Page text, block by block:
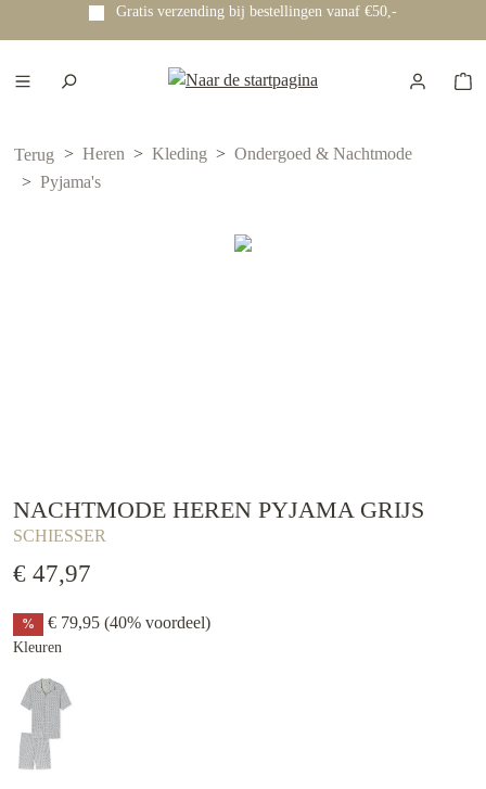
hoofdinhoud
Gratis verzending bij bestellingen vanaf €50,-
Terug Heren Kleding
Ondergoed & Nachtmode
Pyjama's
NACHTMODE HEREN PYJAMA GRIJS
SCHIESSER
€ 47,97
% € 79,95 (40% voordeel)
Kleuren